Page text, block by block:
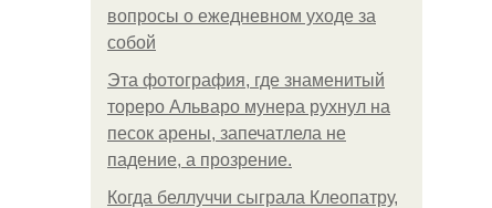
вопросы о ежедневном уходе за
собой
Эта фотография, где знаменитый
тореро Альваро мунера рухнул на
песок арены, запечатлела не
падение, а прозрение.
Когда беллуччи сыграла Клеопатру,